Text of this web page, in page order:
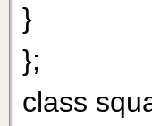
}
};
class